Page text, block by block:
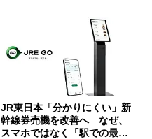
JR東日本「分かりにくい」新
幹線券売機を改善へ なぜ、
スマホではなく「駅での最短